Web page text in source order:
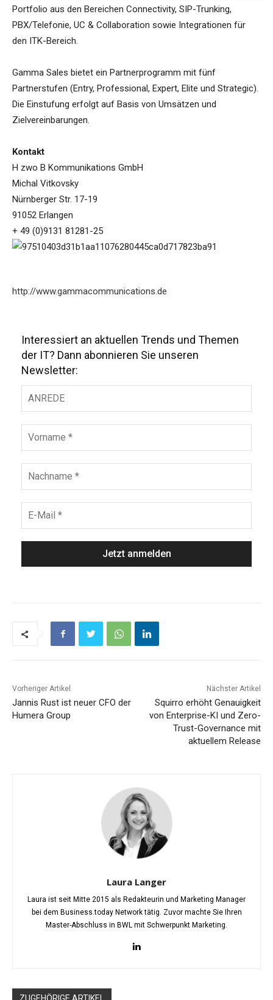
Portfolio aus den Bereichen Connectivity, SIP-Trunking,
PBX/Telefonie, UC & Collaboration sowie Integrationen für
den ITK-Bereich.
Gamma Sales bietet ein Partnerprogramm mit fünf
Partnerstufen (Entry, Professional, Expert, Elite und Strategic).
Die Einstufung erfolgt auf Basis von Umsätzen und
Zielvereinbarungen.
Kontakt
H zwo B Kommunikations GmbH
Michal Vitkovsky
Nürnberger Str. 17-19
91052 Erlangen
+ 49 (0)9131 81281-25
http://www.gammacommunications.de
Interessiert an aktuellen Trends und Themen
der IT? Dann abonnieren Sie unseren
Newsletter:
Vorheriger Artikel
Jannis Rust ist neuer CFO der
Humera Group
Nächster Artikel
Squirro erhöht Genauigkeit
von Enterprise-KI und Zero-
Trust-Governance mit
aktuellem Release
Laura Langer
Laura ist seit Mitte 2015 als Redakteurin und Marketing Manager
bei dem Business.today Network tätig. Zuvor machte Sie Ihren
Master-Abschluss in BWL mit Schwerpunkt Marketing.